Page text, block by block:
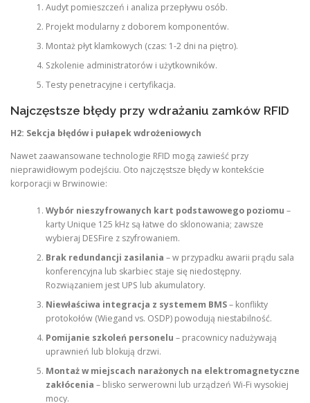
Audyt pomieszczeń i analiza przepływu osób.
Projekt modularny z doborem komponentów.
Montaż płyt klamkowych (czas: 1-2 dni na piętro).
Szkolenie administratorów i użytkowników.
Testy penetracyjne i certyfikacja.
Najczęstsze błędy przy wdrażaniu zamków RFID
H2: Sekcja błędów i pułapek wdrożeniowych
Nawet zaawansowane technologie RFID mogą zawieść przy
nieprawidłowym podejściu. Oto najczęstsze błędy w kontekście
korporacji w Brwinowie:
Wybór nieszyfrowanych kart podstawowego poziomu –
karty Unique 125 kHz są łatwe do sklonowania; zawsze
wybieraj DESFire z szyfrowaniem.
Brak redundancji zasilania – w przypadku awarii prądu sala
konferencyjna lub skarbiec staje się niedostępny.
Rozwiązaniem jest UPS lub akumulatory.
Niewłaściwa integracja z systemem BMS– konflikty
protokołów (Wiegand vs. OSDP) powodują niestabilność.
Pomijanie szkoleń personelu – pracownicy nadużywają
uprawnień lub blokują drzwi.
Montaż w miejscach narażonych na elektromagnetyczne
zakłócenia – blisko serwerowni lub urządzeń Wi-Fi wysokiej
mocy.